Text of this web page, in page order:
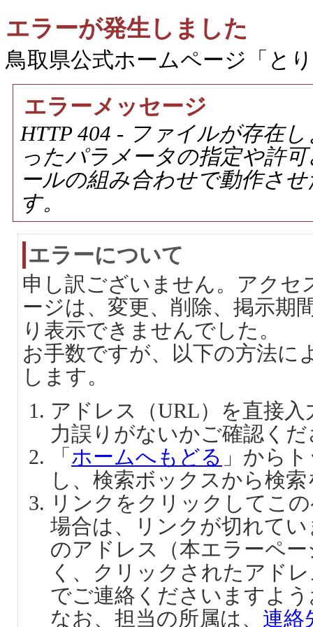
エラーが発生しました
鳥取県公式ホームページ「と
エラーメッセージ
HTTP 404 - ファイルが存在
ったパラメータの指定や許
ールの組み合わせで動作さ
す。
エラーについて
申し訳ございません。アクセ
ージは、変更、削除、掲示期
り表示できませんでした。
お手数ですが、以下の方法に
します。
アドレス（URL）を直接
力誤りがないかご確認く
「 ホームへもどる 」から
し、検索ボックスから検
リンクをクリックしてこ
場合は、リンクが切れて
のアドレス（本エラーペ
く、クリックされたアド
でご連絡くださいますよ
なお、担当の所属は、 連絡